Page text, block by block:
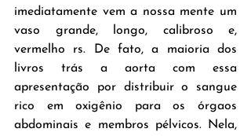
imediatamente vem a nossa mente um
vaso grande, longo, calibroso e,
vermelho rs. De fato, a maioria dos
livros trás a aorta com essa
apresentação por distribuir o sangue
rico em oxigênio para os órgaos
abdominais e membros pélvicos. Nela,